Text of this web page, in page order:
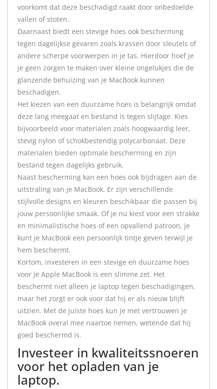
voorkomt dat deze beschadigd raakt door onbedoelde
vallen of stoten.
Daarnaast biedt een stevige hoes ook bescherming
tegen dagelijkse gevaren zoals krassen door sleutels of
andere scherpe voorwerpen in je tas. Hierdoor hoef je
je geen zorgen te maken over kleine ongelukjes die de
glanzende behuizing van je MacBook kunnen
beschadigen.
Het kiezen van een duurzame hoes is belangrijk omdat
deze lang meegaat en bestand is tegen slijtage. Kies
bijvoorbeeld voor materialen zoals hoogwaardig leer,
stevig nylon of schokbestendig polycarbonaat. Deze
materialen bieden optimale bescherming en zijn
bestand tegen dagelijks gebruik.
Naast bescherming kan een hoes ook bijdragen aan de
uitstraling van je MacBook. Er zijn verschillende
stijlvolle designs en kleuren beschikbaar die passen bij
jouw persoonlijke smaak. Of je nu kiest voor een strakke
en minimalistische hoes of een opvallend patroon, je
kunt je MacBook een persoonlijk tintje geven terwijl je
hem beschermt.
Kortom, investeren in een stevige en duurzame hoes
voor je Apple MacBook is een slimme zet. Het
beschermt niet alleen je laptop tegen beschadigingen,
maar het zorgt er ook voor dat hij er als nieuw blijft
uitzien. Met de juiste hoes kun je met vertrouwen je
MacBook overal mee naartoe nemen, wetende dat hij
goed beschermd is.
Investeer in kwaliteitssnoeren
voor het opladen van je
laptop.